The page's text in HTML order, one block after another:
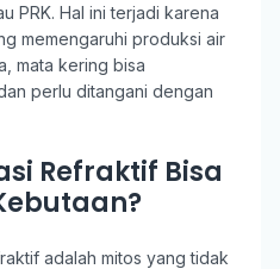
PRK. Hal ini terjadi karena
memengaruhi produksi air
mata kering bisa
perlu ditangani dengan
Refraktif Bisa
adalah mitos yang tidak